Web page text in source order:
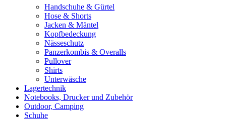
Handschuhe & Gürtel
Hose & Shorts
Jacken & Mäntel
Kopfbedeckung
Nässeschutz
Panzerkombis & Overalls
Pullover
Shirts
Unterwäsche
Lagertechnik
Notebooks, Drucker und Zubehör
Outdoor, Camping
Schuhe